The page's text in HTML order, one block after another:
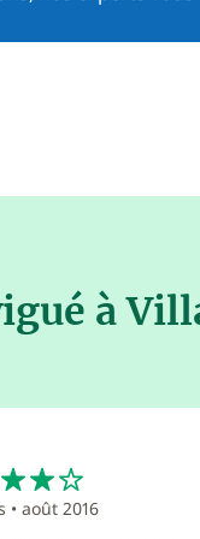
à
•août 2016